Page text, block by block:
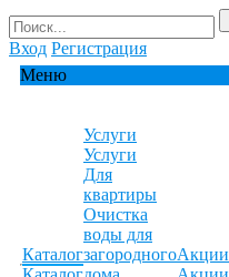
Вход Регистрация
Меню
Каталог
Услуги
Услуги
Для
квартиры
Очистка
воды для
загородногоАкции